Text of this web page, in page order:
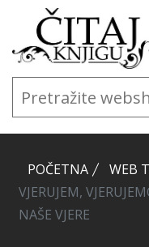
POČETNA WEB
VJERUJEM,
NAŠE VJERE